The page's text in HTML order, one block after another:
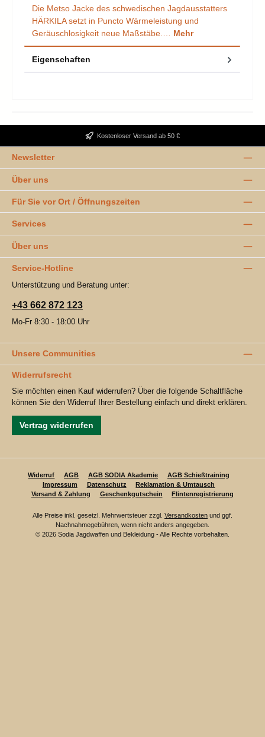
Die Metso Jacke des schwedischen Jagdausstatters
HÄRKILA setzt in Puncto Wärmeleistung und
Geräuschlosigkeit neue Maßstäbe.… Mehr
Eigenschaften
Kostenloser Versand ab 50 €
Newsletter
Über uns
Für Sie vor Ort / Öffnungszeiten
Services
Über uns
Service-Hotline
Unterstützung und Beratung unter:
+43 662 872 123
Mo-Fr 8:30 - 18:00 Uhr
Unsere Communities
Widerrufsrecht
Sie möchten einen Kauf widerrufen? Über die folgende Schaltfläche
können Sie den Widerruf Ihrer Bestellung einfach und direkt erklären.
Vertrag widerrufen
Widerruf AGB AGB SODIA Akademie
AGB Schießtraining
Impressum
Datenschutz
Reklamation & Umtausch
Versand & Zahlung
Geschenkgutschein Flintenregistrierung
Alle Preise inkl. gesetzl. Mehrwertsteuer zzgl. Versandkosten und ggf.
Nachnahmegebühren, wenn nicht anders angegeben.
© 2026 Sodia Jagdwaffen und Bekleidung - Alle Rechte vorbehalten.